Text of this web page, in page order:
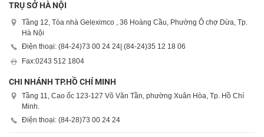
TRỤ SỞ HÀ NỘI
Tầng 12, Tòa nhà Geleximco , 36 Hoàng Cầu, Phường Ô chợ Dừa, Tp.
Hà Nội
Điện thoại: (84-24)73 00 24 24 | (84-24)35 12 18 06
Fax:0243 512 1804
CHI NHÁNH TP.HỒ CHÍ MINH
Tầng 11, Cao ốc 123-127 Võ Văn Tần, phường Xuân Hòa, Tp. Hồ Chí
Minh.
Điện thoại: (84-28)73 00 24 24